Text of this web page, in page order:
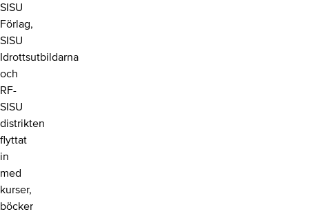
SISU
Förlag,
SISU
Idrottsutbildarna
och
RF-
SISU
distrikten
flyttat
in
med
kurser,
böcker